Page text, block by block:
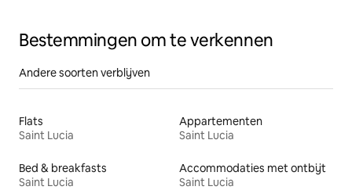
Bestemmingen om te verkennen
Andere soorten verblijven
Flats
Saint Lucia
Appartementen
Saint Lucia
Bed & breakfasts
Saint Lucia
Accommodaties met ontbijt
Saint Lucia